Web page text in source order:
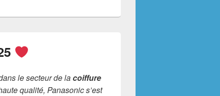
le secteur de lacoiffure
qualité, Panasonic s’est